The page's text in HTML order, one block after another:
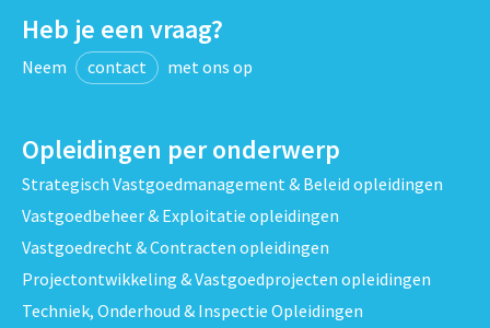
Heb je een vraag?
Neem contact met ons op
Opleidingen per onderwerp
Strategisch Vastgoedmanagement & Beleid opleidingen
Vastgoedbeheer & Exploitatie opleidingen
Vastgoedrecht & Contracten opleidingen
Projectontwikkeling & Vastgoedprojecten opleidingen
Techniek, Onderhoud & Inspectie Opleidingen